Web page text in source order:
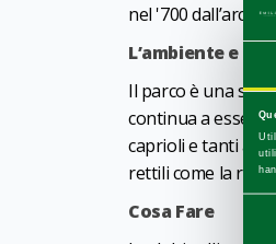
nel '700
L’ambiente e i
Il parco è una
continua a essere
caprioli e tanti altri
rettili come la
Cosa Fare